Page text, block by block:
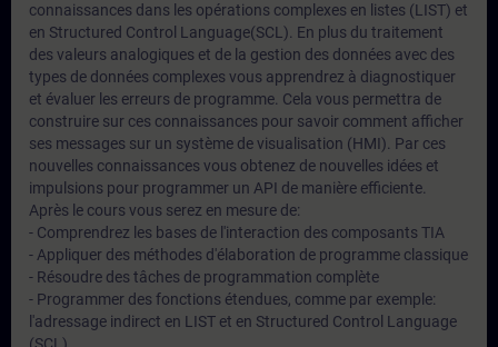
connaissances dans les opérations complexes en listes (LIST) et
en Structured Control Language(SCL). En plus du traitement
des valeurs analogiques et de la gestion des données avec des
types de données complexes vous apprendrez à diagnostiquer
et évaluer les erreurs de programme. Cela vous permettra de
construire sur ces connaissances pour savoir comment afficher
ses messages sur un système de visualisation (HMI). Par ces
nouvelles connaissances vous obtenez de nouvelles idées et
impulsions pour programmer un API de manière efficiente.
Après le cours vous serez en mesure de:
- Comprendrez les bases de l'interaction des composants TIA
- Appliquer des méthodes d'élaboration de programme classique
- Résoudre des tâches de programmation complète
- Programmer des fonctions étendues, comme par exemple:
l'adressage indirect en LIST et en Structured Control Language